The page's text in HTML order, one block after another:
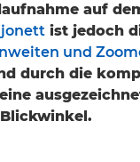
auf
ist jedoch
und
durch die